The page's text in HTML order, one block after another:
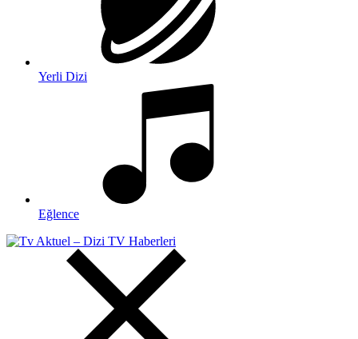
Yerli Dizi
Eğlence